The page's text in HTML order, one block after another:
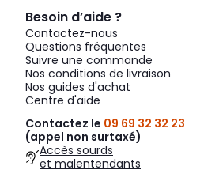
Besoin d’aide ?
Contactez-nous
Questions fréquentes
Suivre une commande
Nos conditions de livraison
Nos guides d'achat
Centre d'aide
Contactez le 09 69 32 32 23
(appel non surtaxé)
Accès sourds
et malentendants